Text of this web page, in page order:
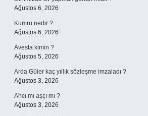
Ağustos 6, 2026
Kumru nedir ?
Ağustos 6, 2026
Avesta kimin ?
Ağustos 5, 2026
Arda Güler kaç yıllık sözleşme imzaladı ?
Ağustos 3, 2026
Ahcı mı aşçı mı ?
Ağustos 3, 2026